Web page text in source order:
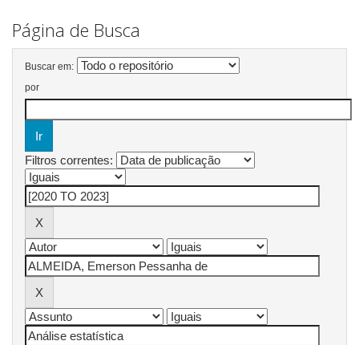
Página de Busca
Buscar em:
por
Filtros correntes: